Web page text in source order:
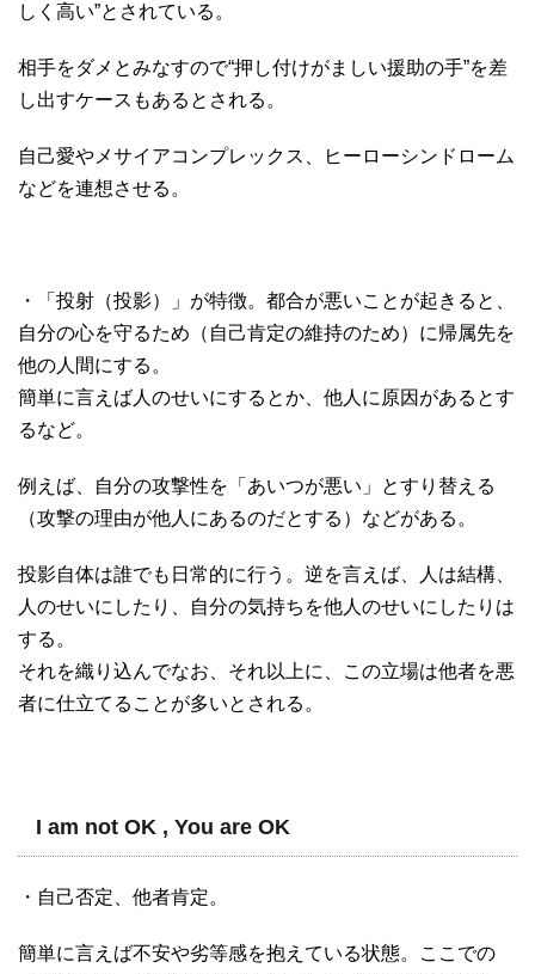
しく高い”とされている。
相手をダメとみなすので“押し付けがましい援助の手”を差
し出すケースもあるとされる。
自己愛やメサイアコンプレックス、ヒーローシンドローム
などを連想させる。
・「投射（投影）」が特徴。都合が悪いことが起きると、
自分の心を守るため（自己肯定の維持のため）に帰属先を
他の人間にする。
簡単に言えば人のせいにするとか、他人に原因があるとす
るなど。
例えば、自分の攻撃性を「あいつが悪い」とすり替える
（攻撃の理由が他人にあるのだとする）などがある。
投影自体は誰でも日常的に行う。逆を言えば、人は結構、
人のせいにしたり、自分の気持ちを他人のせいにしたりは
する。
それを織り込んでなお、それ以上に、この立場は他者を悪
者に仕立てることが多いとされる。
I am not OK , You are OK
・自己否定、他者肯定。
簡単に言えば不安や劣等感を抱えている状態。ここでの